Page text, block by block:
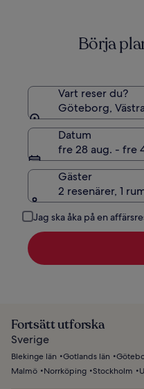
Börja
Vart reser du?
Göteborg,
Datum
fre 28 aug. - fre
Gäster
2 resenärer, 1
Jag ska åka på en
Fortsätt utforska
Sverige
Blekinge län Gotlands län
Malmö
Norrköping Stockholm